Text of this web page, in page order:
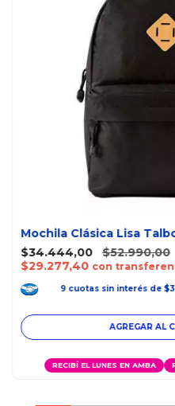
Mochila Clásica Lisa
$34.444,00
$52.990,00
$29.277,40 con
9 cuotas sin interés de
RECIBÍ EL LUNES EN AMBA